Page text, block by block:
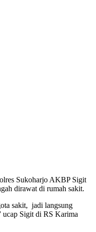
Sukoharjo AKBP Sigit
dirawat di rumah sakit.
sakit, jadi langsung
ucap Sigit di RS Karima